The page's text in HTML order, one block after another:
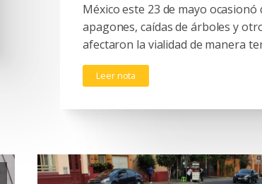
México este 23 de mayo
apagones, caídas de árboles y
afectaron la vialidad de manera
Leer nota